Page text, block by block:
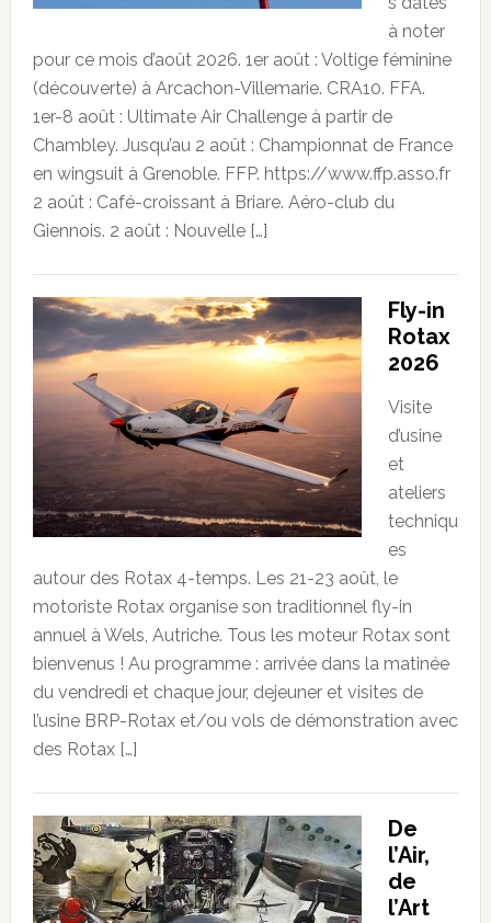
à noter
pour ce mois d’août 2026. 1er août : Voltige féminine
(découverte) à Arcachon-Villemarie. CRA10. FFA.
1er-8 août : Ultimate Air Challenge à partir de
Chambley. Jusqu’au 2 août : Championnat de France
en wingsuit à Grenoble. FFP. https://www.ffp.asso.fr
2 août : Café-croissant à Briare. Aéro-club du
Giennois. 2 août : Nouvelle […]
Fly-in
Rotax
2026
Visite
d’usine
et
ateliers
techniqu
es
autour des Rotax 4-temps. Les 21-23 août, le
motoriste Rotax organise son traditionnel fly-in
annuel à Wels, Autriche. Tous les moteur Rotax sont
bienvenus ! Au programme : arrivée dans la matinée
du vendredi et chaque jour, dejeuner et visites de
l’usine BRP-Rotax et/ou vols de démonstration avec
des Rotax […]
De
l’Air,
de
l’Art